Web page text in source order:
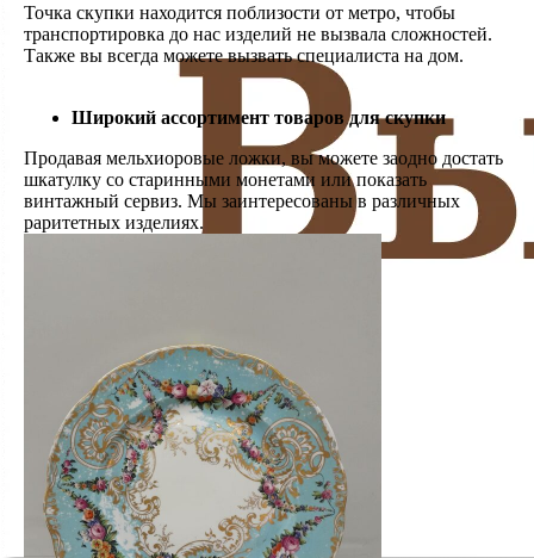
Точка скупки находится поблизости от метро, чтобы
транспортировка до нас изделий не вызвала сложностей.
Также вы всегда можете вызвать специалиста на дом.
Широкий ассортимент товаров для скупки
Продавая мельхиоровые ложки, вы можете заодно достать
шкатулку со старинными монетами или показать
винтажный сервиз. Мы заинтересованы в различных
раритетных изделиях.